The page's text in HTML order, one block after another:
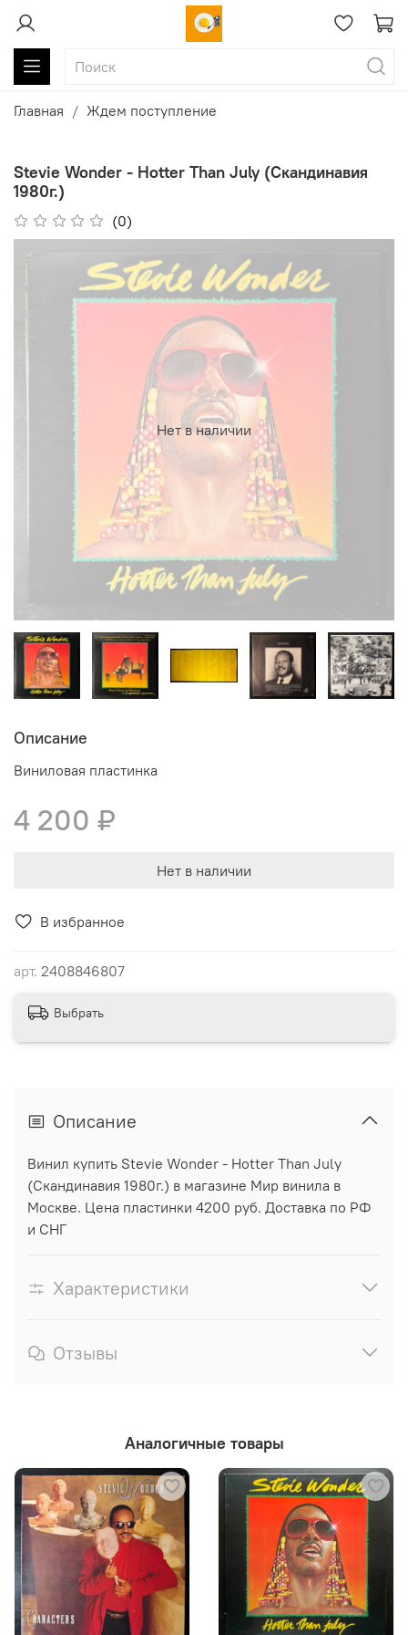
Главная Ждем поступление
Stevie Wonder - Hotter Than July (Скандинавия
1980г.)
(0)
В избранное
арт. 2408846807
Нет в наличии
Описание
Виниловая пластинка
4 200 ₽
Нет в наличии
Выбрать
Описание
Винил купить Stevie Wonder - Hotter Than July
(Скандинавия 1980г.) в магазине Мир винила в
Москве. Цена пластинки 4200 руб. Доставка по РФ
и СНГ
Характеристики
Отзывы
Аналогичные товары